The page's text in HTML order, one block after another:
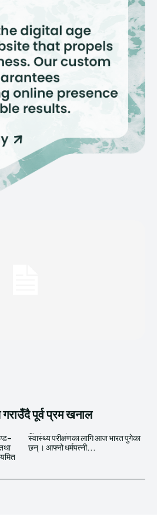
गराउँदै पूर्व प्रम खनाल
छन् । आफ्नो धर्मपत्नी...